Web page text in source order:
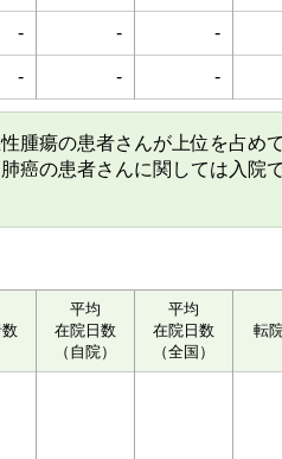
- - -
- - -
腫瘍の患者さんが上位を占め
癌の患者さんに関しては入院
平均
在院日数
（自院）
平均
在院日数
（全国）
転